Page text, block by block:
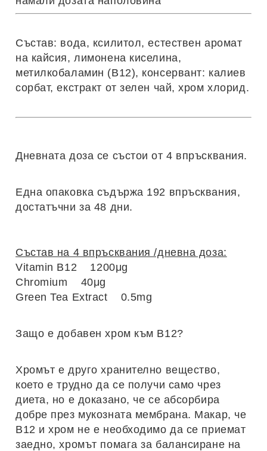
Състав: вода, ксилитол, естествен аромат
на кайсия, лимонена киселина,
метилкобаламин (В12), консервант: калиев
сорбат, екстракт от зелен чай, хром хлорид.
Дневната доза се състои от 4 впръсквания.
Една опаковка съдържа 192 впръсквания,
достатъчни за 48 дни.
Състав на 4 впръсквания /дневна доза:
Vitamin B12 1200μg
Chromium 40μg
Green Tea Extract 0.5mg
Защо е добавен хром към B12?
Хромът е друго хранително вещество,
което е трудно да се получи само чрез
диета, но е доказано, че се абсорбира
добре през мукозната мембрана. Макар, че
B12 и хром не е необходимо да се приемат
заедно, хромът помага за балансиране на